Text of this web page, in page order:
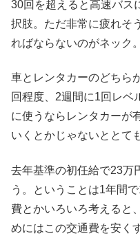
30回を超えると高速バス
択肢。ただ非常に疲れそ
ればならないのがネック。
車とレンタカーのどちら
回程度、2週間に1回レベ
に使うならレンタカーが
いくとかじゃないととて
去年基準の初任給で23万
う。ということは1年間
費とかいろいろ考えると
めにはこの交通費を安く